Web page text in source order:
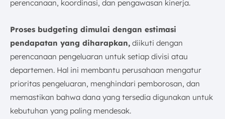
perencanaan, koordinasi, dan pengawasan kinerja.
Proses budgeting dimulai dengan estimasi
pendapatan yang diharapkan, diikuti dengan
perencanaan pengeluaran untuk setiap divisi atau
departemen. Hal ini membantu perusahaan mengatur
prioritas pengeluaran, menghindari pemborosan, dan
memastikan bahwa dana yang tersedia digunakan untuk
kebutuhan yang paling mendesak.